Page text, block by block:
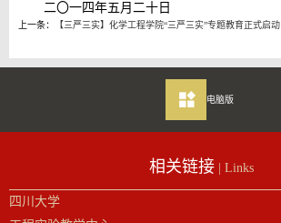
二〇一四年五月二十日
上一条：
【三严三实】化学工程学院“三严三实”专题教育正式启动
电脑版
相关链接 | Links
四川大学